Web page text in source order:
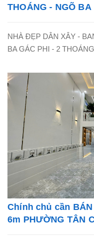
THOÁNG - NGÕ
NHÀ ĐẸP DÂN XÂY -
BA GÁC PHI - 2
Chính chủ cần
6m PHƯỜNG TÂN